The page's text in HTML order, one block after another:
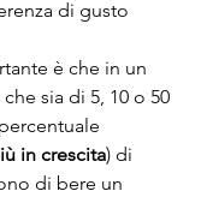
di gusto
è che in un
sia di 5, 10 o 50
in crescita) di
di bere un